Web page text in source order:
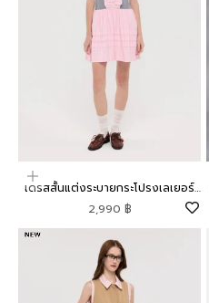
เลือกตัวเลือก
เดรสสั้นแต่งระบายกระโปรงเลเยอร์
คอลเลกชัน Mild Moment
ราคาโปรโมชัน
2,990 ฿